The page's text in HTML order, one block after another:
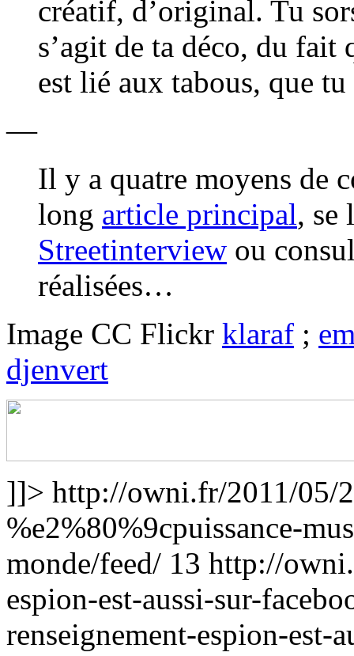
créatif, d’original. Tu
s’agit de ta déco, du fait
est lié aux tabous, que
—
Il y a quatre moyens de
long article principal, se
Streetinterview ou
réalisées…
Image CC Flickr klaraf ;
djenvert
]]> http://owni.fr/2011/05/
%e2%80%9cpuissance-
monde/feed/ 13 http://
espion-est-aussi-sur-
renseignement-espion-est-